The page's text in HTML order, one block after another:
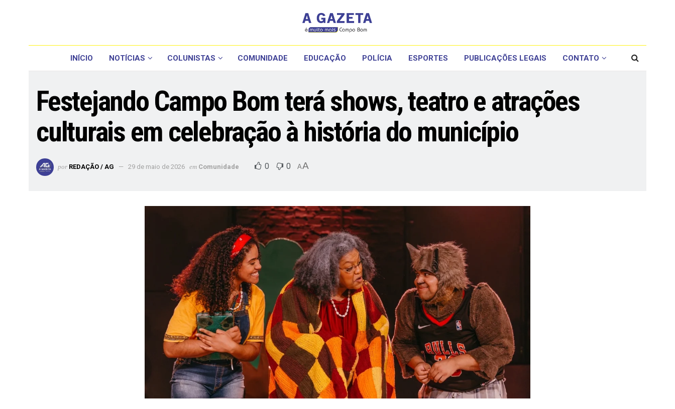
INÍCIO NOTÍCIAS COLUNISTAS COMUNIDADE EDUCAÇÃO POLÍCIA ESPORTES PUBLICAÇÕES LEGAIS CONTATO
Festejando Campo Bom terá shows, teatro e atrações
culturais em celebração à história do município
por REDAÇÃO / AG 29 de maio de 2026 em Comunidade 0 0 AA